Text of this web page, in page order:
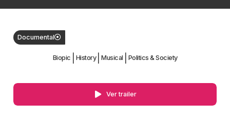
Documental
Biopic History Musical Politics & Society
Ver trailer